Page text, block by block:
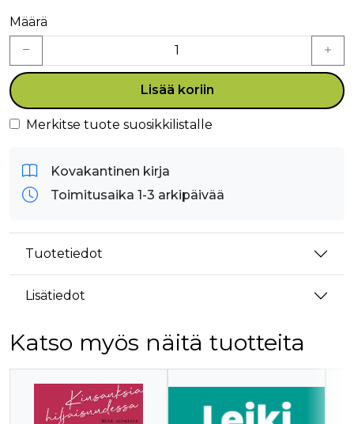
Määrä
Lisää koriin
Merkitse tuote suosikkilistalle
Kovakantinen kirja
Toimitusaika 1-3 arkipäivää
Tuotetiedot
Lisätiedot
Katso myös näitä tuotteita
Tuoteluettelon alku